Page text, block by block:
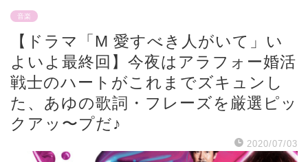
音楽
【ドラマ「M 愛すべき人がいて」い
よいよ最終回】今夜はアラフォー婚活
戦士のハートがこれまでズキュンし
た、あゆの歌詞・フレーズを厳選ピッ
クアッ〜プだ♪
2020/07/03